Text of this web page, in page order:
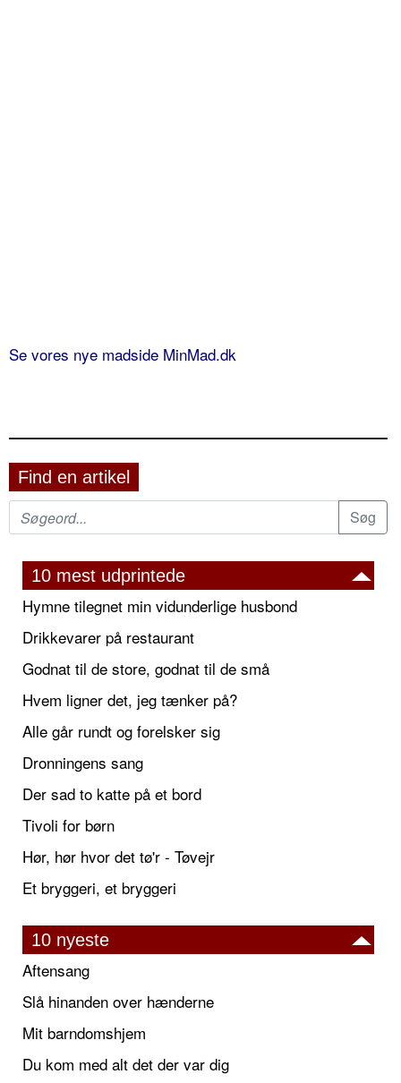
Se vores nye madside MinMad.dk
Find en artikel
10 mest udprintede
Hymne tilegnet min vidunderlige husbond
Drikkevarer på restaurant
Godnat til de store, godnat til de små
Hvem ligner det, jeg tænker på?
Alle går rundt og forelsker sig
Dronningens sang
Der sad to katte på et bord
Tivoli for børn
Hør, hør hvor det tø'r - Tøvejr
Et bryggeri, et bryggeri
10 nyeste
Aftensang
Slå hinanden over hænderne
Mit barndomshjem
Du kom med alt det der var dig